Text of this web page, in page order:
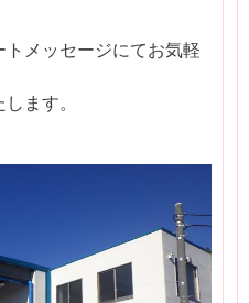
メッセージにてお気軽
ます。